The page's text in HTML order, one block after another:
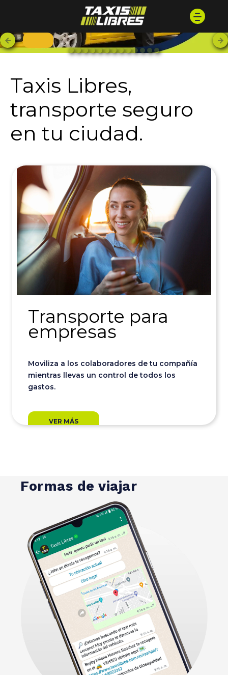
Taxis Libres,
transporte seguro
en tu ciudad.
Transporte para
empresas
Moviliza a los colaboradores de tu compañía
mientras llevas un control de todos los
gastos.
VER MÁS
Formas de viajar